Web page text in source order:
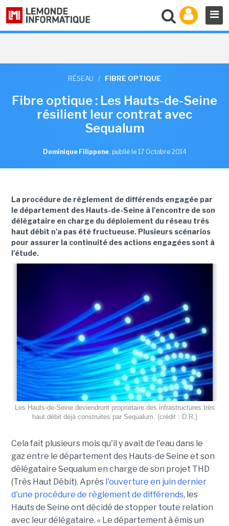
RÉSEAU / FIBRE OPTIQUE
Fibre optique : Les Hauts-de-Seine
résilient leur contrat avec
Sequalum
Dominique Filippone, publié le 17 Octobre 2014
La procédure de règlement de différends engagée par
le département des Hauts-de-Seine à l'encontre de son
délégataire en charge du déploiement du réseau très
haut débit n'a pas été fructueuse. Plusieurs scénarios
pour assurer la continuité des actions engagées sont à
l'étude.
Les Hauts-de-Seine deviendront propriétaire des infrastructures très
haut débit déjà construites par Sequalum. (crédit : D.R.)
Cela fait plusieurs mois qu'il y avait de l'eau dans le
gaz entre le département des Hauts-de Seine et son
délégataire Sequalum en charge de son projet THD
(Très Haut Débit). Après l'ouverture en juin dernier
d'une procédure de règlement de différends, les
Hauts de Seine ont décidé de stopper toute relation
avec leur délégataire. « Le département à émis un